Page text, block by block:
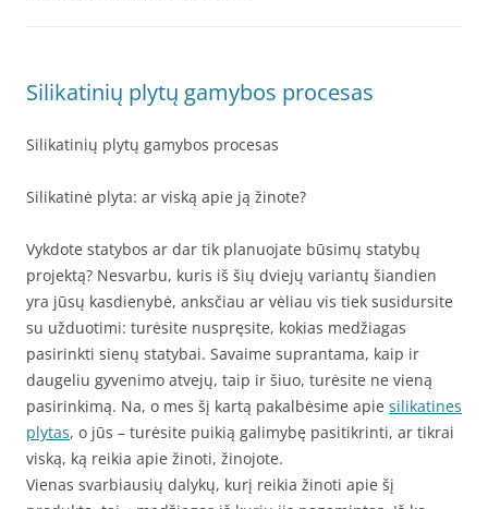
Silikatinių plytų gamybos procesas
Silikatinių plytų gamybos procesas
Silikatinė plyta: ar viską apie ją žinote?
Vykdote statybos ar dar tik planuojate būsimų statybų
projektą? Nesvarbu, kuris iš šių dviejų variantų šiandien
yra jūsų kasdienybė, anksčiau ar vėliau vis tiek susidursite
su užduotimi: turėsite nuspręsite, kokias medžiagas
pasirinkti sienų statybai. Savaime suprantama, kaip ir
daugeliu gyvenimo atvejų, taip ir šiuo, turėsite ne vieną
pasirinkimą. Na, o mes šį kartą pakalbėsime apie silikatines
plytas, o jūs – turėsite puikią galimybę pasitikrinti, ar tikrai
viską, ką reikia apie žinoti, žinojote.
Vienas svarbiausių dalykų, kurį reikia žinoti apie šį